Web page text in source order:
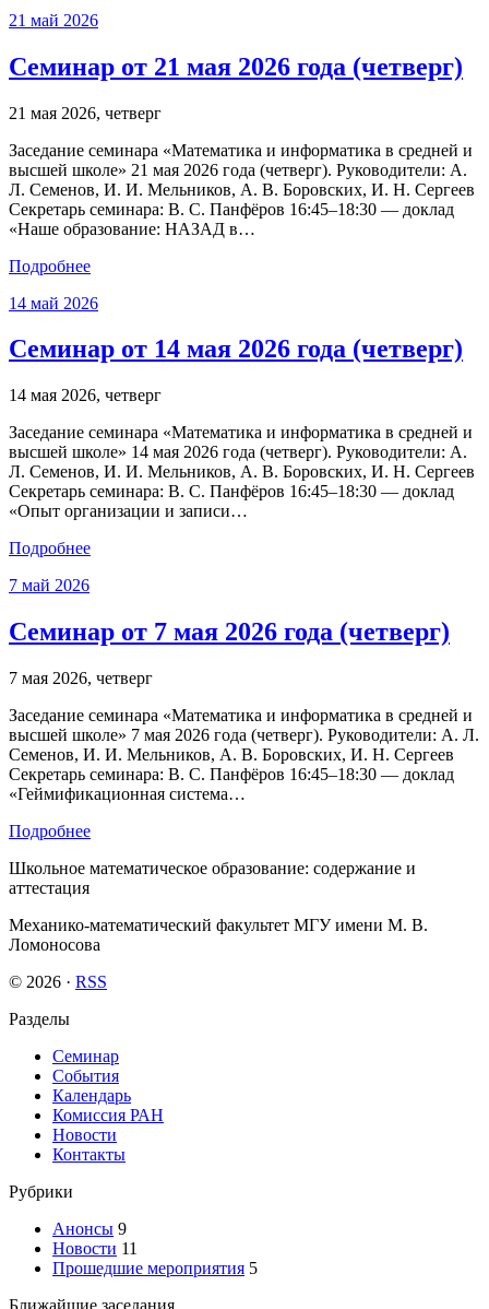
21 май 2026
Семинар от 21 мая 2026 года (четверг)
21 мая 2026, четверг
Заседание семинара «Математика и информатика в средней и
высшей школе» 21 мая 2026 года (четверг). Руководители: А.
Л. Семенов, И. И. Мельников, А. В. Боровских, И. Н. Сергеев
Секретарь семинара: В. С. Панфёров 16:45–18:30 — доклад
«Наше образование: НАЗАД в…
Подробнее
14 май 2026
Семинар от 14 мая 2026 года (четверг)
14 мая 2026, четверг
Заседание семинара «Математика и информатика в средней и
высшей школе» 14 мая 2026 года (четверг). Руководители: А.
Л. Семенов, И. И. Мельников, А. В. Боровских, И. Н. Сергеев
Секретарь семинара: В. С. Панфёров 16:45–18:30 — доклад
«Опыт организации и записи…
Подробнее
7 май 2026
Семинар от 7 мая 2026 года (четверг)
7 мая 2026, четверг
Заседание семинара «Математика и информатика в средней и
высшей школе» 7 мая 2026 года (четверг). Руководители: А. Л.
Семенов, И. И. Мельников, А. В. Боровских, И. Н. Сергеев
Секретарь семинара: В. С. Панфёров 16:45–18:30 — доклад
«Геймификационная система…
Подробнее
Школьное математическое образование: содержание и
аттестация
Механико-математический факультет МГУ имени М. В.
Ломоносова
© 2026 · RSS
Разделы
Семинар
События
Календарь
Комиссия РАН
Новости
Контакты
Рубрики
Анонсы 9
Новости 11
Прошедшие мероприятия 5